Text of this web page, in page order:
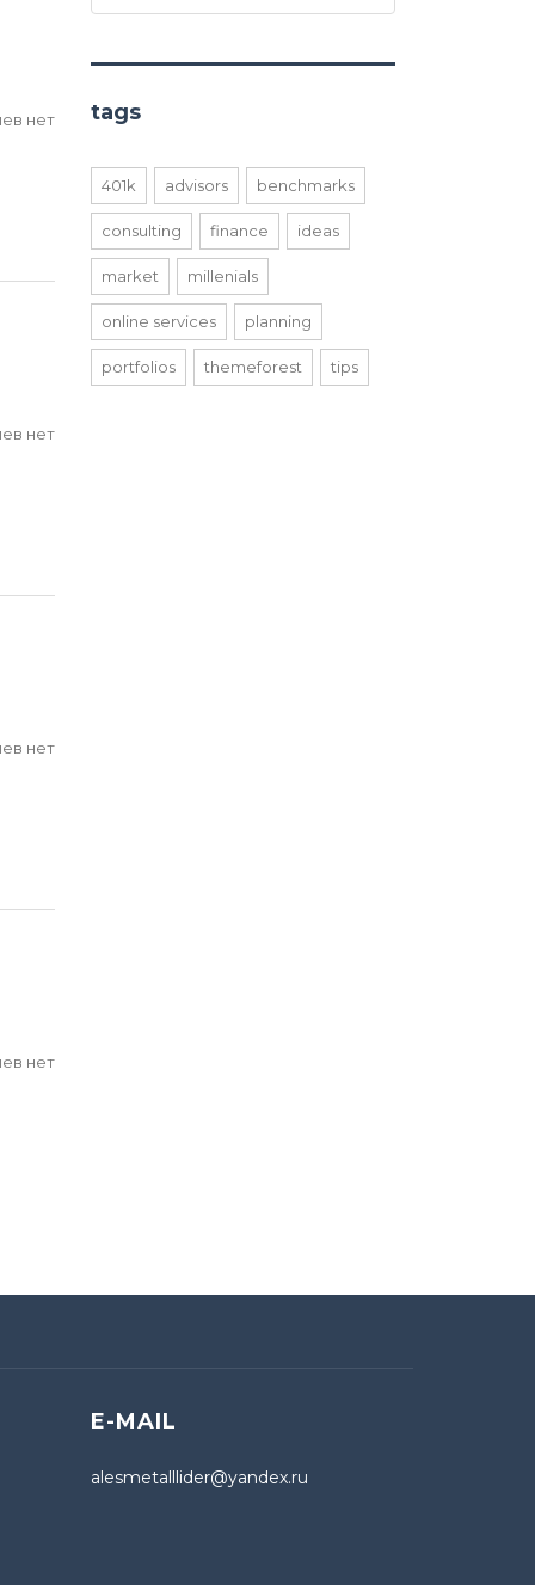
нет
нет
нет
нет
tags
401k advisors benchmarks
consulting finance ideas
market millenials
online services planning
portfolios themeforest tips
E-MAIL
alesmetalllider@yandex.ru